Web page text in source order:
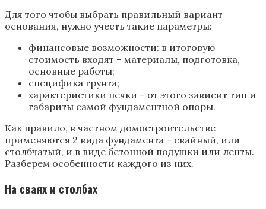
Для того чтобы выбрать правильный вариант
основания, нужно учесть такие параметры:
финансовые возможности: в итоговую
стоимость входят – материалы, подготовка,
основные работы;
специфика грунта;
характеристики печки – от этого зависит тип и
габариты самой фундаментной опоры.
Как правило, в частном домостроительстве
применяются 2 вида фундамента – свайный, или
столбчатый, и в виде бетонной подушки или ленты.
Разберем особенности каждого из них.
На сваях и столбах